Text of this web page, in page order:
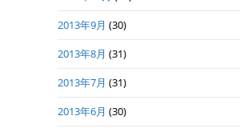
2013年9月 (30)
2013年8月 (31)
2013年7月 (31)
2013年6月 (30)